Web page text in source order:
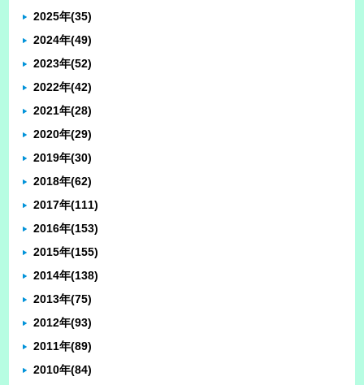
2025年(35)
2024年(49)
2023年(52)
2022年(42)
2021年(28)
2020年(29)
2019年(30)
2018年(62)
2017年(111)
2016年(153)
2015年(155)
2014年(138)
2013年(75)
2012年(93)
2011年(89)
2010年(84)